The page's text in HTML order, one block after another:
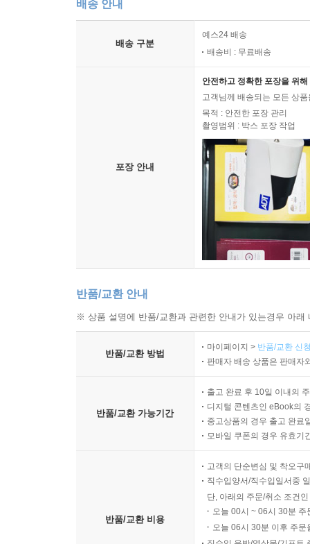
배송 안내
배송 구분
예스24 배송
배송비 : 무료배송
포장 안내
안전하고 정확한 포장을 위
고객님께 배송되는 모든 상
목적 : 안전한 포장 관리
촬영범위 : 박스 포장 작업
반품/교환 안내
※ 상품 설명에 반품/교환과 관련한 안내가 있는경우 아
반품/교환 방법
마이페이지 > 반품/교환 신
판매자 배송 상품은 판매자
반품/교환 가능기간
출고 완료 후 10일 이내의
디지털 콘텐츠인 eBook의
중고상품의 경우 출고 완료
모바일 쿠폰의 경우 유효기
반품/교환 비용
고객의 단순변심 및 착오구
직수입양서/직수입일서중
단, 아래의 주문/취소 조건
오늘 00시 ~ 06시 30분
오늘 06시 30분 이후 주